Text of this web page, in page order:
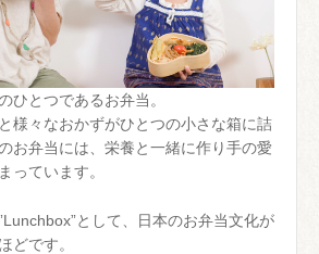
ひとつであるお弁当。
様々なおかずがひとつの小さな箱に詰
お弁当には、栄養と一緒に作り手の愛
っています。
として、日本のお弁当文化が
どです。